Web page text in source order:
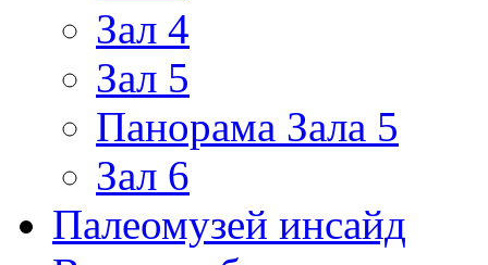
Зал 4
Зал 5
Панорама Зала 5
Зал 6
Палеомузей инсайд